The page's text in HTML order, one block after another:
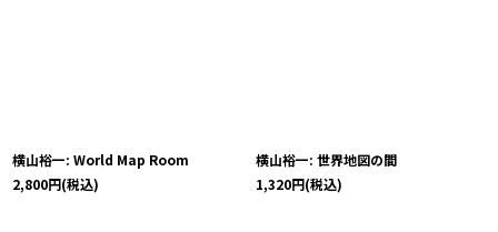
横山裕一: World Map Room
2,800円(税込)
横山裕一: 世界地図の間
1,320円(税込)